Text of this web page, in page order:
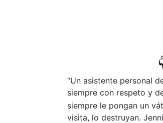
“Un asistente personal
siempre con respeto y
siempre le pongan un
visita, lo destruyan.